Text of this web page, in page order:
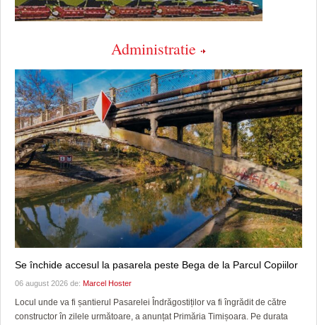
Administratie
Se închide accesul la pasarela peste Bega de la Parcul Copiilor
06 august 2026 de: Marcel Hoster
Locul unde va fi șantierul Pasarelei Îndrăgostiților va fi îngrădit de către
constructor în zilele următoare, a anunțat Primăria Timișoara. Pe durata